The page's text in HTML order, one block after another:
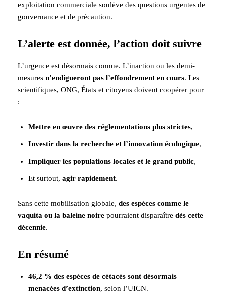
exploitation commerciale soulève des questions urgentes de
gouvernance et de précaution.
L’alerte est donnée, l’action doit suivre
L’urgence est désormais connue. L’inaction ou les demi-
mesures n’endigueront pas l’effondrement en cours. Les
scientifiques, ONG, États et citoyens doivent coopérer pour
:
Mettre en œuvre des réglementations plus strictes,
Investir dans la recherche et l’innovation écologique,
Impliquer les populations locales et le grand public,
Et surtout, agir rapidement.
Sans cette mobilisation globale, des espèces comme le
vaquita ou la baleine noire pourraient disparaître dès cette
décennie.
En résumé
46,2 % des espèces de cétacés sont désormais
menacées d’extinction, selon l’UICN.